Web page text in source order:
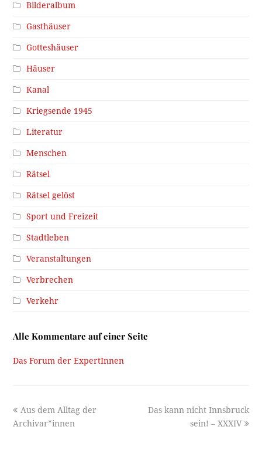
Bilderalbum
Gasthäuser
Gotteshäuser
Häuser
Kanal
Kriegsende 1945
Literatur
Menschen
Rätsel
Rätsel gelöst
Sport und Freizeit
Stadtleben
Veranstaltungen
Verbrechen
Verkehr
Alle Kommentare auf einer Seite
Das Forum der ExpertInnen
previous
post:
Aus dem Alltag der
Archivar*innen
next
Das kann nicht Innsbruck
sein! – XXXIV